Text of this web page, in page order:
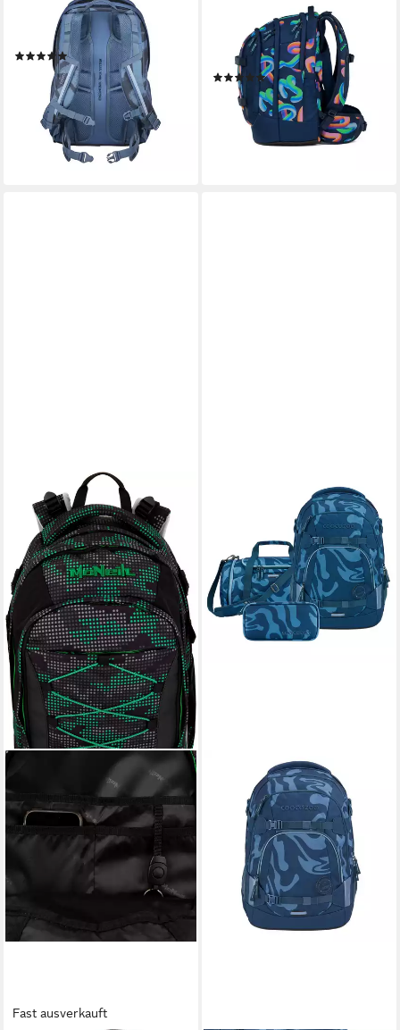
Schulrucksack EVERY, 30
Liter (1-tlg)
(6)
ab 89,99 € UVP 99,99 €
lieferbar - in 2-3 Werktagen bei dir
+7
Schulrucksack Pack (3tlg, inkl.
Schlamperbox und
Sporttasche)
(33)
183,99 € UVP209,97 €
lieferbar - in 2-3 Werktagen bei dir
Fast ausverkauft